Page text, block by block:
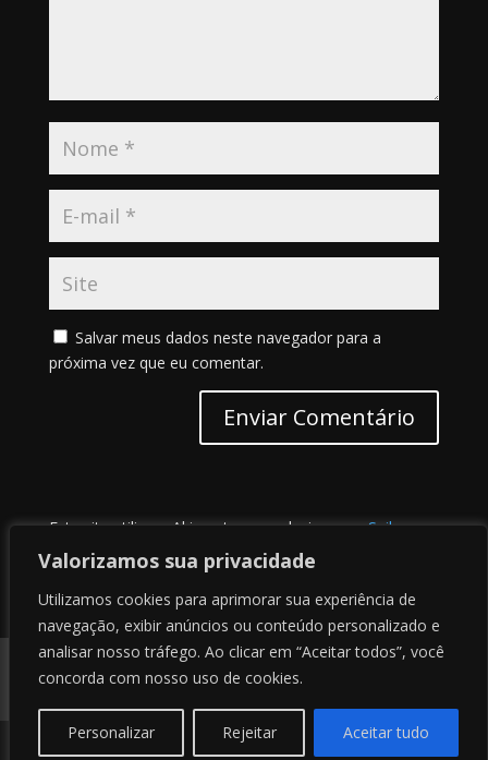
Valorizamos sua privacidade
Utilizamos cookies para aprimorar sua experiência de
navegação, exibir anúncios ou conteúdo personalizado e
analisar nosso tráfego. Ao clicar em “Aceitar todos”, você
concorda com nosso uso de cookies.
Personalizar Rejeitar Aceitar tudo
Salvar meus dados neste navegador para a
próxima vez que eu comentar.
Este site utiliza o Akismet para reduzir spam.Saiba
como seus dados em comentários são processados
Contato Sobre nós
Termos de uso